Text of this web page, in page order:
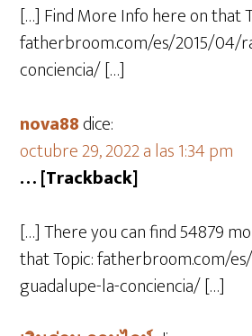
[…] Find More Info here on that
fatherbroom.com/es/2015/04/
conciencia/ […]
nova88dice:
octubre 29, 2022 a las 1:34 pm
… [Trackback]
[…] There you can find 54879
that Topic: fatherbroom.com/
guadalupe-la-conciencia/ […]